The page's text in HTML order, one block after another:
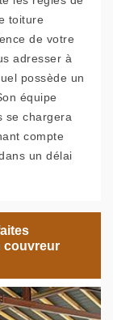
toiture
de votre
adresser à
possède un
équipe
se chargera
compte
un délai
couvreur